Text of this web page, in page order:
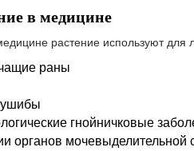
в медицине
растение используют для
раны
ушибы
гнойничковые
органов